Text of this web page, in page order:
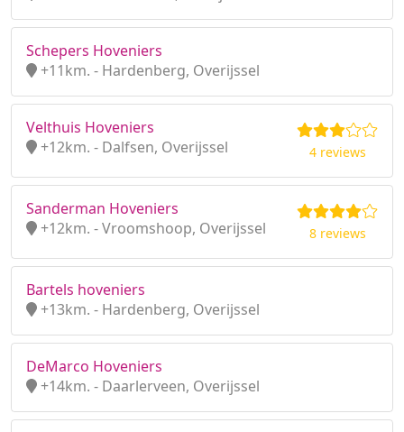
Schepers Hoveniers
+11km. - Hardenberg, Overijssel
Velthuis Hoveniers
+12km. - Dalfsen, Overijssel
4 reviews
Sanderman Hoveniers
+12km. - Vroomshoop, Overijssel
8 reviews
Bartels hoveniers
+13km. - Hardenberg, Overijssel
DeMarco Hoveniers
+14km. - Daarlerveen, Overijssel